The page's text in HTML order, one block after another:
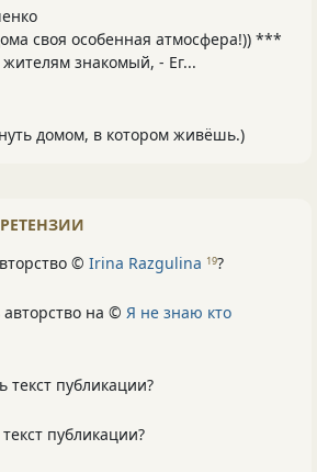
своя особенная атмосфера!)) ***
знакомый, - Ег...
домом, в котором живёшь.)
© Irina Razgulina 19?
на © Я не знаю кто
текст публикации?
публикации?